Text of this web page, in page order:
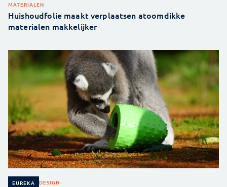
MATERIALEN
Huishoudfolie maakt verplaatsen atoomdikke
materialen makkelijker
EUREKA DESIGN